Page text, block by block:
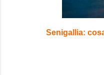
Senigallia: